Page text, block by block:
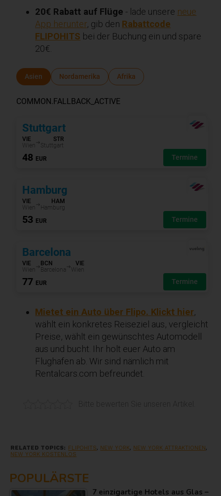
20€ Rabatt auf Flüge - lade unsere neue
App herunter, gib den Rabattcode
FLIPOHITS bei der Buchung ein und spare
20€.
Mietet ein Auto über Flipo. Klickt hier,
wählt ein konkretes Reiseziel aus, vergleicht
Preise, wählt ein gewünschtes Automodell
aus und bucht. Ihr holt euer Auto am
Flughafen ab. Wir sind nämlich mit
Rentalcars.com befreundet.
RELATED TOPICS: FLIPOHITS, NEW YORK, NEW YORK ATTRAKTIONEN,
NEW YORK KOSTENLOS
POPULÄRSTE
7 einzigartige Hotels aus Glas –